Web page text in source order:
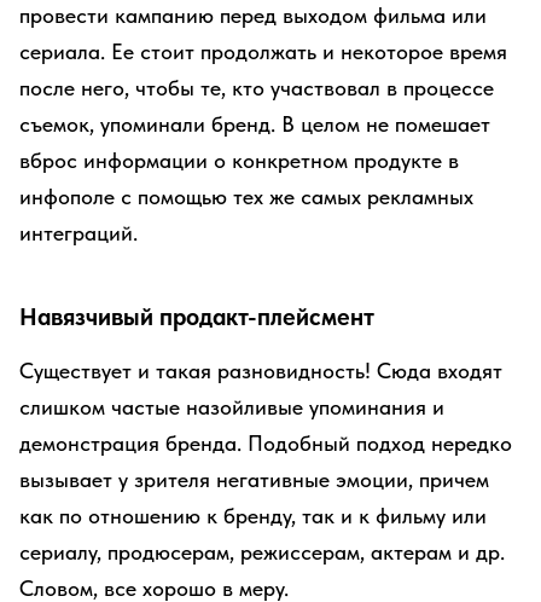
провести кампанию перед выходом фильма или
сериала. Ее стоит продолжать и некоторое время
после него, чтобы те, кто участвовал в процессе
съемок, упоминали бренд. В целом не помешает
вброс информации о конкретном продукте в
инфополе с помощью тех же самых рекламных
интеграций.
Навязчивый продакт-плейсмент
Существует и такая разновидность! Сюда входят
слишком частые назойливые упоминания и
демонстрация бренда. Подобный подход нередко
вызывает у зрителя негативные эмоции, причем
как по отношению к бренду, так и к фильму или
сериалу, продюсерам, режиссерам, актерам и др.
Словом, все хорошо в меру.